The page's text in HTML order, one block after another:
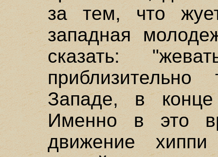
за тем, что
западная
сказать:
Западе, в конце
Именно в это
движение